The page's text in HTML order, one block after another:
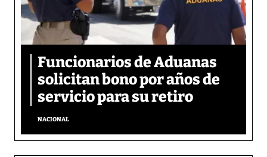
Funcionarios de Aduanas
solicitan bono por años de
servicio para su retiro
NACIONAL